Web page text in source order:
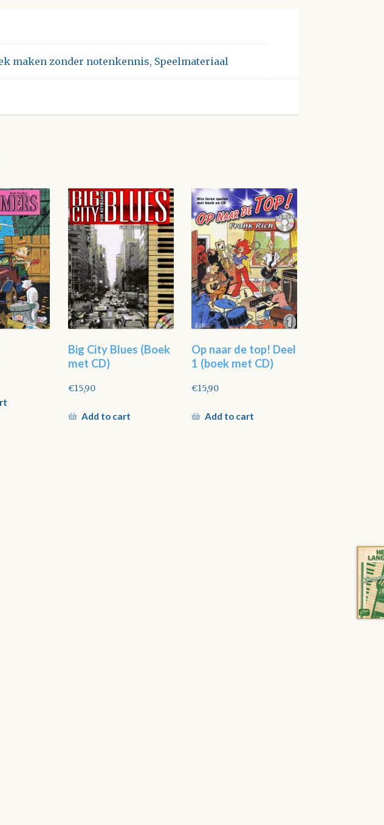
maken zonder notenkennis, Speelmateriaal
Big City Blues (Boek
met CD)
€15,90
Add to cart
Op naar de top! Deel
1 (boek met CD)
€15,90
Add to cart